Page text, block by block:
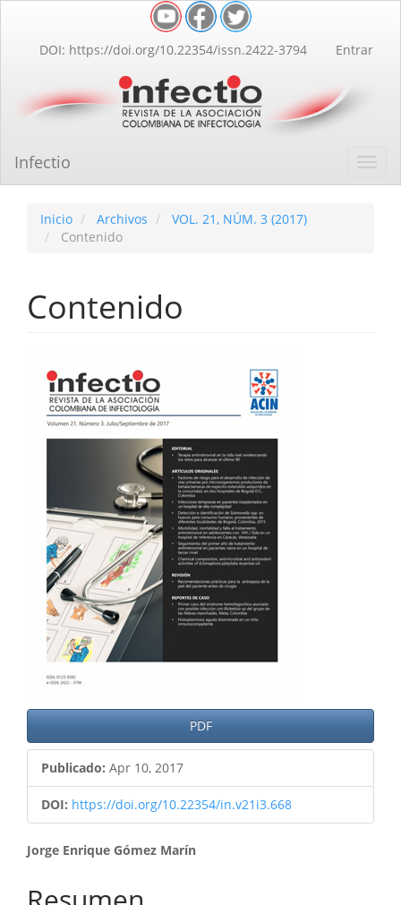
Contenido
principal
lateral
DOI: https://doi.org/10.22354/issn.2422-3794 Entrar
Infectio
Inicio Archivos
VOL. 21, NÚM. 3 (2017)
Contenido
Contenido
Barra
lateral
del
PDF
Publicado: Apr 10, 2017
DOI: https://doi.org/10.22354/in.v21i3.668
Contenido
principal
Jorge Enrique Gómez Marín